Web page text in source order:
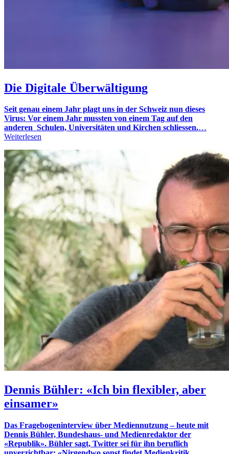
Die Digitale Überwältigung
Seit genau einem Jahr plagt uns in der Schweiz nun dieses
Virus: Vor einem Jahr mussten von einem Tag auf den
anderen Schulen, Universitäten und Kirchen schliessen.…
Weiterlesen
Dennis Bühler: «Ich bin flexibler, aber
einsamer»
Das Fragebogeninterview über Mediennutzung – heute mit
Dennis Bühler, Bundeshaus- und Medienredaktor der
«Republik». Bühler sagt, Twitter sei für ihn beruflich